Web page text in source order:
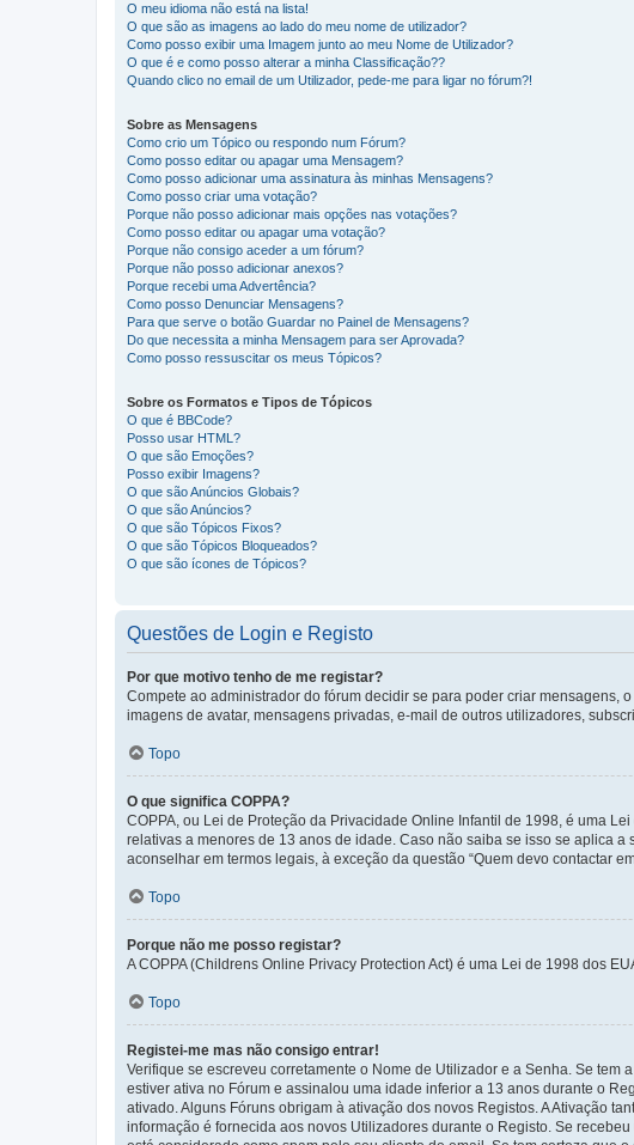
O meu idioma não está na lista!
O que são as imagens ao lado do meu nome de utilizador?
Como posso exibir uma Imagem junto ao meu Nome de Utilizador?
O que é e como posso alterar a minha Classificação??
Quando clico no email de um Utilizador, pede-me para ligar no fórum?!
Sobre as Mensagens
Como crio um Tópico ou respondo num Fórum?
Como posso editar ou apagar uma Mensagem?
Como posso adicionar uma assinatura às minhas Mensagens?
Como posso criar uma votação?
Porque não posso adicionar mais opções nas votações?
Como posso editar ou apagar uma votação?
Porque não consigo aceder a um fórum?
Porque não posso adicionar anexos?
Porque recebi uma Advertência?
Como posso Denunciar Mensagens?
Para que serve o botão Guardar no Painel de Mensagens?
Do que necessita a minha Mensagem para ser Aprovada?
Como posso ressuscitar os meus Tópicos?
Sobre os Formatos e Tipos de Tópicos
O que é BBCode?
Posso usar HTML?
O que são Emoções?
Posso exibir Imagens?
O que são Anúncios Globais?
O que são Anúncios?
O que são Tópicos Fixos?
O que são Tópicos Bloqueados?
O que são ícones de Tópicos?
Questões de Login e Registo
Por que motivo tenho de me registar?
Compete ao administrador do fórum decidir se para poder criar mensagens,
imagens de avatar, mensagens privadas, e-mail de outros utilizadores,
Topo
O que significa COPPA?
COPPA, ou Lei de Proteção da Privacidade Online Infantil de 1998, é uma
relativas a menores de 13 anos de idade. Caso não saiba se isso se aplica
aconselhar em termos legais, à exceção da questão “Quem devo contactar
Topo
Porque não me posso registar?
A COPPA (Childrens Online Privacy Protection Act) é uma Lei de 1998 dos
Topo
Registei-me mas não consigo entrar!
Verifique se escreveu corretamente o Nome de Utilizador e a Senha. Se tem
estiver ativa no Fórum e assinalou uma idade inferior a 13 anos durante o
ativado. Alguns Fóruns obrigam à ativação dos novos Registos. A Ativação
informação é fornecida aos novos Utilizadores durante o Registo. Se